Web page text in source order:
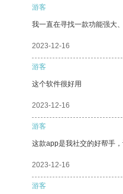
游客
我一直在寻找一款功能强大
2023-12-16
游客
这个软件很好用
2023-12-16
游客
这款app是我社交的好帮手
2023-12-16
游客